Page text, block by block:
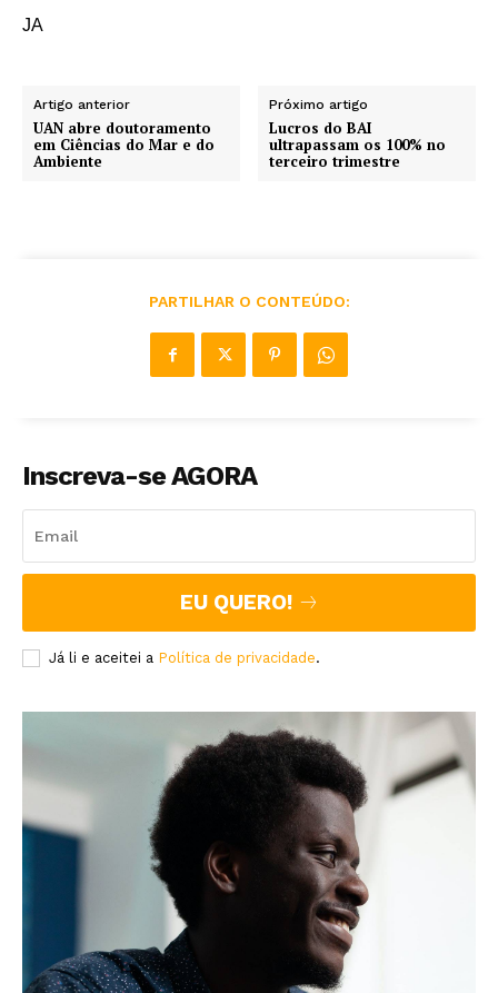
JA
Artigo anterior
UAN abre doutoramento
em Ciências do Mar e do
Ambiente
Próximo artigo
Lucros do BAI
ultrapassam os 100% no
terceiro trimestre
PARTILHAR O CONTEÚDO:
Inscreva-se AGORA
EU QUERO!
Já li e aceitei a Política de privacidade.